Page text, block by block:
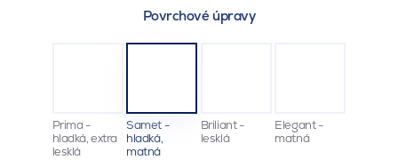
Povrchové úpravy
Prima -
hladká, extra
lesklá
Samet -
hladká,
matná
Briliant -
lesklá
Elegant -
matná